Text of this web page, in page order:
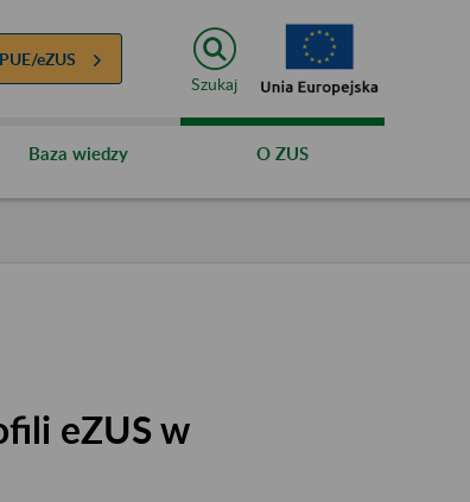
PUE/eZUS
Szukaj
Baza wiedzy O ZUS
eZUS w